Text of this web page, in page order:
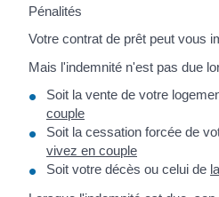
Pénalités
Votre contrat de prêt peut vous
Mais l'indemnité n'est pas due
Soit la vente de votre
couple
Soit la cessation forcée de
vivez en couple
Soit votre décès ou celui de